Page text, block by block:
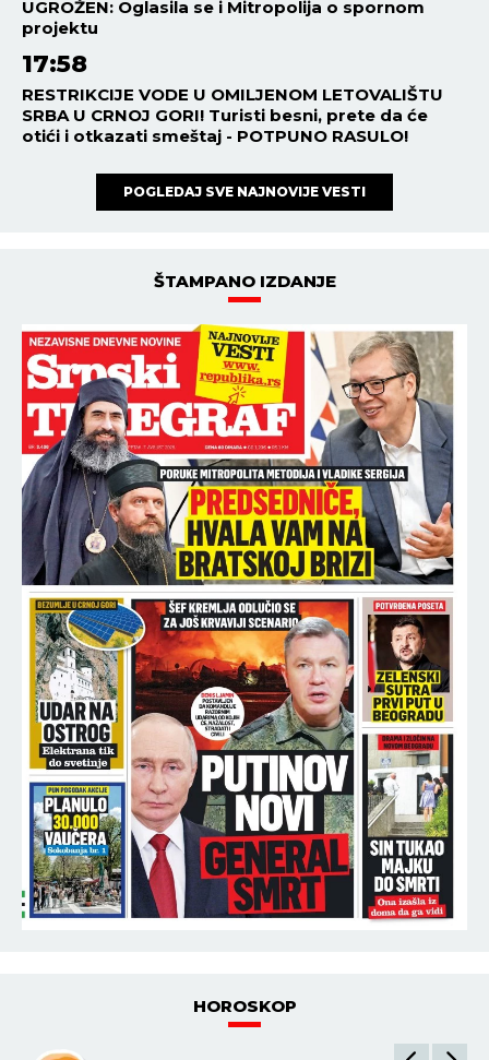
UGROŽEN: Oglasila se i Mitropolija o spornom
projektu
17:58
RESTRIKCIJE VODE U OMILJENOM LETOVALIŠTU
SRBA U CRNOJ GORI! Turisti besni, prete da će
otići i otkazati smeštaj - POTPUNO RASULO!
POGLEDAJ SVE NAJNOVIJE VESTI
ŠTAMPANO IZDANJE
HOROSKOP